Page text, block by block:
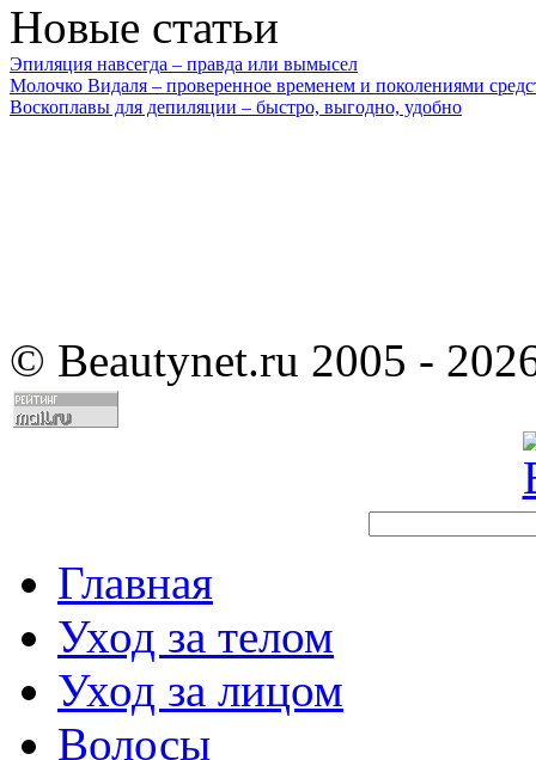
Новые статьи
Эпиляция навсегда – правда или вымысел
Молочко Видаля – проверенное временем и поколениями
Воскоплавы для депиляции – быстро, выгодно, удобно
© Beautynet.ru 2005 -
Главная
Уход за телом
Уход за лицом
Волосы